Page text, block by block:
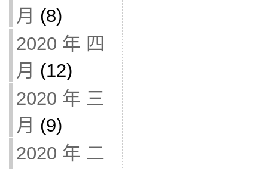
月 (8)
2020 年 四
月 (12)
2020 年 三
月 (9)
2020 年 二